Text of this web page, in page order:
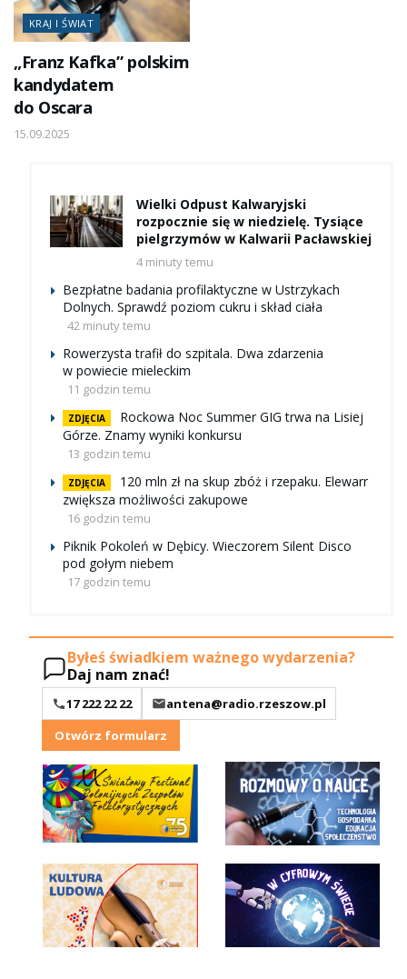
KRAJ I ŚWIAT
„Franz Kafka” polskim
kandydatem
do Oscara
15.09.2025
Wielki Odpust Kalwaryjski
rozpocznie się w niedzielę. Tysiące
pielgrzymów w Kalwarii Pacławskiej
4 minuty temu
Bezpłatne badania profilaktyczne w Ustrzykach
Dolnych. Sprawdź poziom cukru i skład ciała
42 minuty temu
Rowerzysta trafił do szpitala. Dwa zdarzenia
w powiecie mieleckim
11 godzin temu
ZDJĘCIA
Rockowa Noc Summer GIG trwa na Lisiej
Górze. Znamy wyniki konkursu
13 godzin temu
ZDJĘCIA
120 mln zł na skup zbóż i rzepaku. Elewarr
zwiększa możliwości zakupowe
16 godzin temu
Piknik Pokoleń w Dębicy. Wieczorem Silent Disco
pod gołym niebem
17 godzin temu
Byłeś świadkiem ważnego wydarzenia?
Daj nam znać!
17 222 22 22
antena@radio.rzeszow.pl
Otwórz formularz